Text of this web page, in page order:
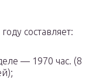
составляет:
— 1970 час. (8